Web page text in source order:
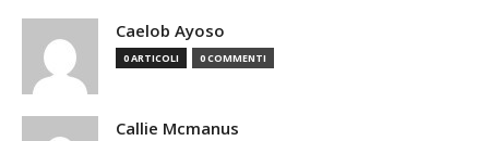
Caelob Ayoso
0 ARTICOLI 0 COMMENTI
Callie Mcmanus